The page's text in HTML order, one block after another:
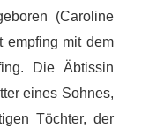
(Caroline
empfing mit dem
Die Äbtissin
eines Sohnes,
Töchter, der